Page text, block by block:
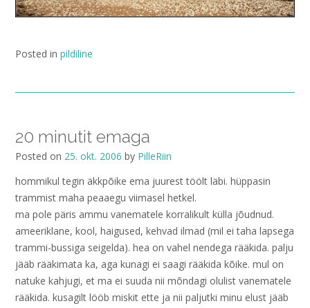
Posted in pildiline
20 minutit emaga
Posted on 25. okt. 2006 by PilleRiin
hommikul tegin äkkpõike ema juurest töölt läbi. hüppasin
trammist maha peaaegu viimasel hetkel.
ma pole päris ammu vanematele korralikult külla jõudnud.
ameeriklane, kool, haigused, kehvad ilmad (mil ei taha lapsega
trammi-bussiga seigelda). hea on vahel nendega rääkida. palju
jääb rääkimata ka, aga kunagi ei saagi rääkida kõike. mul on
natuke kahjugi, et ma ei suuda nii mõndagi olulist vanematele
rääkida. kusagilt lööb miskit ette ja nii paljutki minu elust jääb